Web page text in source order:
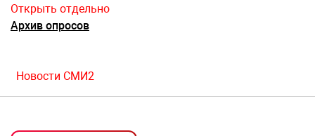
Открыть отдельно
Архив опросов
Новости СМИ2